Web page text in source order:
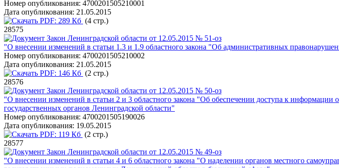
Номер опубликования: 4700201505210001
Дата опубликования: 21.05.2015
PDF: 289 Кб (4 стр.)
28575
Закон Ленинградской области от 12.05.2015 № 51-оз
"О внесении изменений в статьи 1.3 и 1.9 областного закона "Об административных
Номер опубликования: 4700201505210002
Дата опубликования: 21.05.2015
PDF: 146 Кб (2 стр.)
28576
Закон Ленинградской области от 12.05.2015 № 50-оз
"О внесении изменений в статьи 2 и 3 областного закона "Об обеспечении доступа к информации
государственных органов Ленинградской области"
Номер опубликования: 4700201505190026
Дата опубликования: 19.05.2015
PDF: 119 Кб (2 стр.)
28577
Закон Ленинградской области от 12.05.2015 № 49-оз
"О внесении изменений в статьи 4 и 6 областного закона "О наделении органов местного